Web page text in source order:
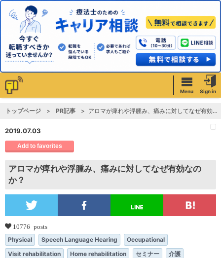
Menu Sign in
トップページ PR記事 アロマが痺れや浮腫み、痛みに対してなぜ有効なのか？
2019.07.03
Add to favorites
アロマが痺れや浮腫み、痛みに対してなぜ有効なの
か？
10776 posts
Physical Speech Language Hearing
Occupational
Visit rehabilitation
Home rehabilitation セミナー 介護